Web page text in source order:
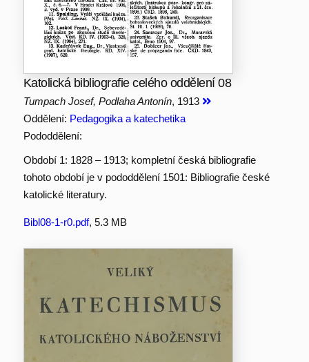
Katolická bibliografie celého oddělení 08
Tumpach Josef, Podlaha Antonín, 1913
Oddělení: Pedagogika a katechetika
Pododdělení:
Období 1: 1828 – 1913; kompletní česká bibliografie
tohoto období je v pododdělení 1501: Bibliografie české
katolické literatury.
Bibl08-1-r0.pdf, 5.3 MB